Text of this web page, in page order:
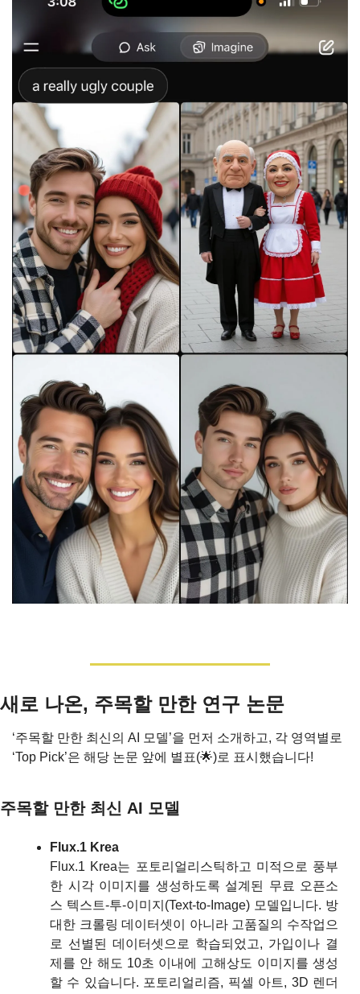
새로 나온, 주목할 만한 연구 논문
‘주목할 만한 최신의 AI 모델’을 먼저 소개하고, 각 영역별로
‘Top Pick’은 해당 논문 앞에 별표(🌟)로 표시했습니다!
주목할 만한 최신 AI 모델
Flux.1 Krea
Flux.1 Krea는 포토리얼리스틱하고 미적으로 풍부
한 시각 이미지를 생성하도록 설계된 무료 오픈소
스 텍스트-투-이미지(Text-to-Image) 모델입니다. 방
대한 크롤링 데이터셋이 아니라 고품질의 수작업으
로 선별된 데이터셋으로 학습되었고, 가입이나 결
제를 안 해도 10초 이내에 고해상도 이미지를 생성
할 수 있습니다. 포토리얼리즘, 픽셀 아트, 3D 렌더